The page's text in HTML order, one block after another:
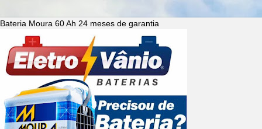
Bateria Moura 60 Ah 24 meses de garantia